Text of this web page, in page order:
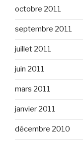
octobre 2011
septembre 2011
juillet 2011
juin 2011
mars 2011
janvier 2011
décembre 2010